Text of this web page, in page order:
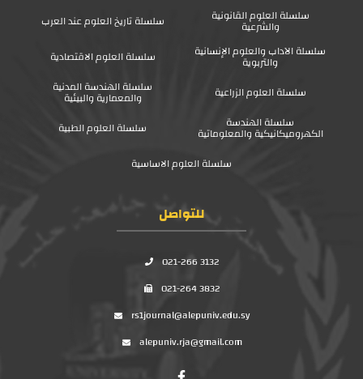
سلسلة العلوم القانونية
والشرعية
سلسلة تاريخ العلوم عند العرب
سلسلة الآداب والعلوم الإنسانية
والتربوية
سلسلة العلوم الاقتصادية
سلسلة العلوم الزراعية
سلسلة الهندسة المدنية
والمعمارية والبيئية
سلسلة الهندسة
الكهروميكانيكية والمعلوماتية
سلسلة العلوم الطبية
سلسلة العلوم الاساسية
للتواصل
021-266 3132
021-264 3832
rs1journal@alepuniv.edu.sy
alepuniv.rja@gmail.com